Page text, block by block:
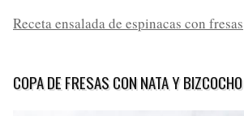
Receta ensalada de espinacas con fresas
COPA DE FRESAS CON NATA Y BIZCOCHO